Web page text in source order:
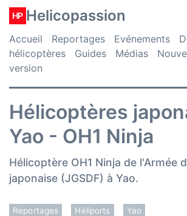
HP Helicopassion
Accueil Reportages Evénements
hélicoptères
Guides Médias
version
Hélicoptères
Yao - OH1 Ninja
Hélicoptère OH1 Ninja de l'Armée
japonaise (JGSDF) à Yao.
Reportages Héliports Yao